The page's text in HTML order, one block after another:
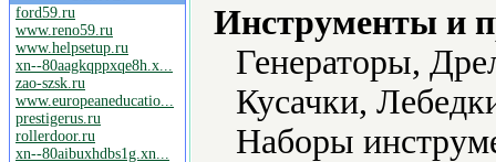
ford59.ru
www.reno59.ru
www.helpsetup.ru
xn--80aagkqppxqe8h.x...
zao-szsk.ru
www.europeaneducatio...
prestigerus.ru
rollerdoor.ru
xn--80aibuxhdbs1g.xn...
Инструменты и
Генераторы,
Кусачки,
Наборы